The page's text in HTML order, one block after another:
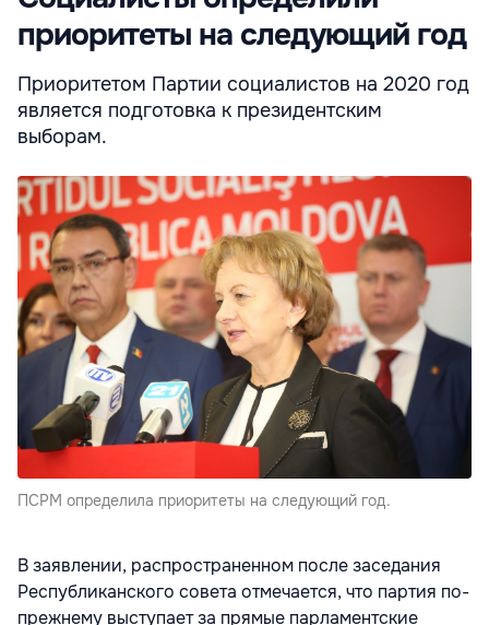
приоритеты на следующий год
Приоритетом Партии социалистов на 2020 год
является подготовка к президентским
выборам.
ПСРМ определила приоритеты на следующий год.
В заявлении, распространенном после заседания
Республиканского совета отмечается, что партия по-
прежнему выступает за прямые парламентские